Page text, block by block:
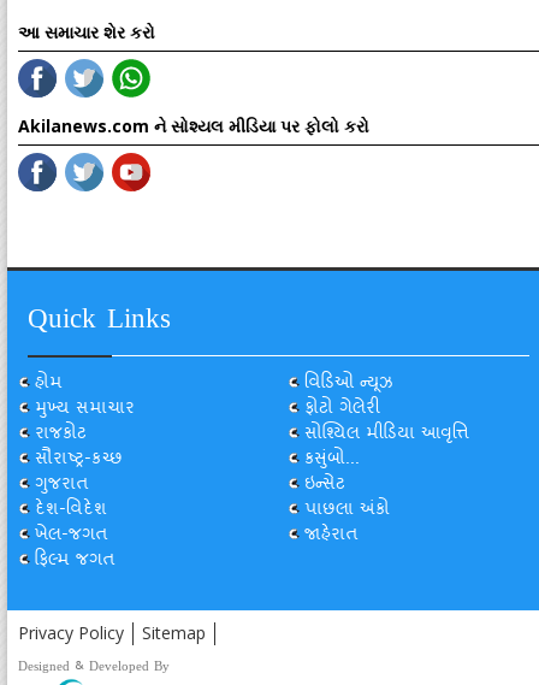
આ સમાચાર શેર કરો
Akilanews.com ને સોશ્યલ મીડિયા પર ફોલો કરો
Quick Links
હોમ
મુખ્ય સમાચાર
રાજકોટ
સૌરાષ્ટ્ર-કચ્છ
ગુજરાત
દેશ-વિદેશ
ખેલ-જગત
ફિલ્મ જગત
વિડિઓ ન્યૂઝ
ફોટો ગેલેરી
સોશ્યિલ મીડિયા આવૃત્તિ
કસુંબો...
ઇન્સેટ
પાછલા અંકો
જાહેરાત
Privacy Policy Sitemap
Designed & Developed By